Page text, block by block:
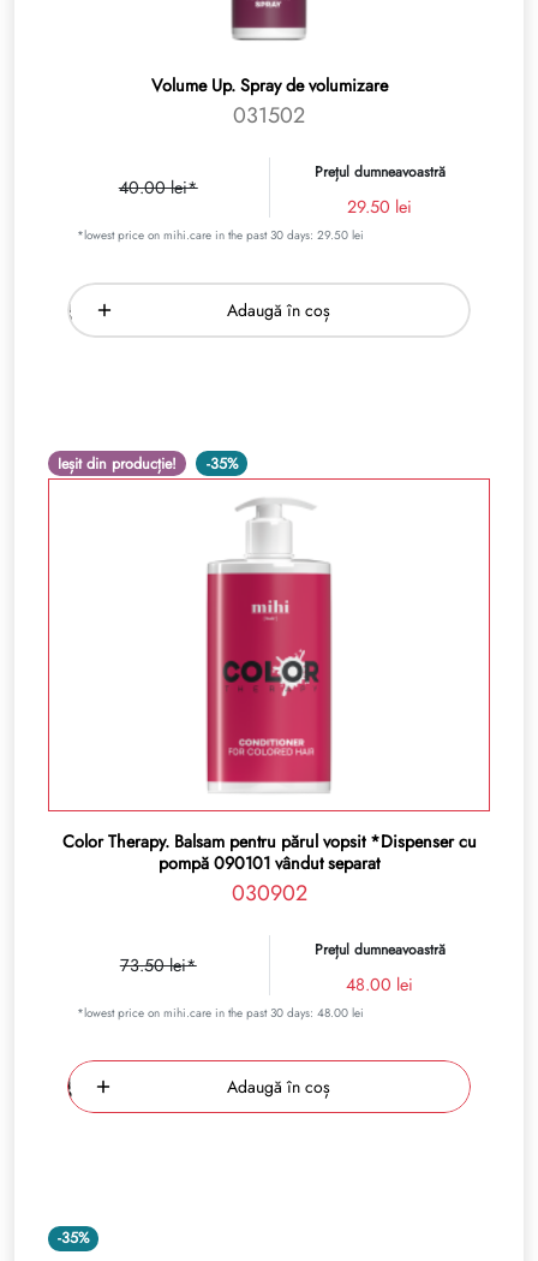
Volume Up. Spray de volumizare
031502
40.00 lei*
Prețul dumneavoastră
29.50 lei
*lowest price on mihi.care in the past 30 days: 29.50 lei
Adaugă în coș
Ieșit din producție! -35%
Color Therapy. Balsam pentru părul vopsit *Dispenser cu
pompă 090101 vândut separat
030902
73.50 lei*
Prețul dumneavoastră
48.00 lei
*lowest price on mihi.care in the past 30 days: 48.00 lei
Adaugă în coș
-35%